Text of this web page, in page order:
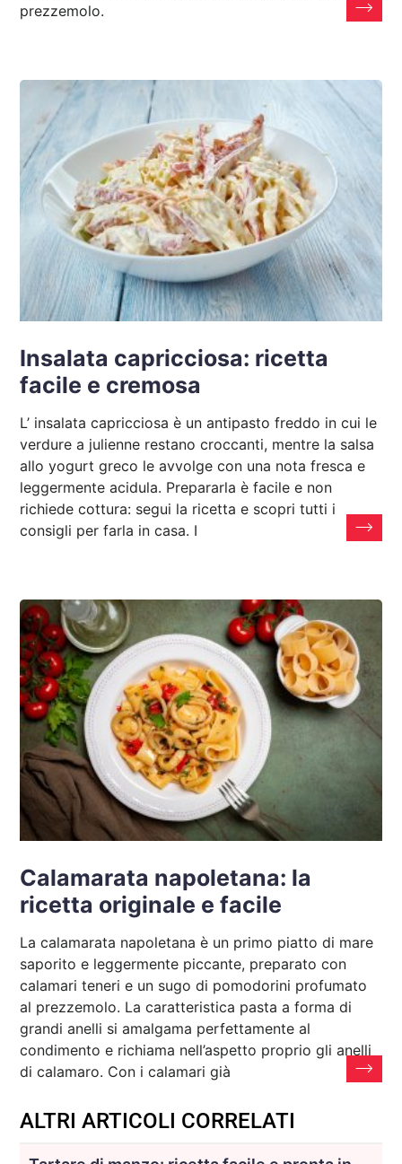
prezzemolo.
Insalata capricciosa: ricetta
facile e cremosa
L’ insalata capricciosa è un antipasto freddo in cui le
verdure a julienne restano croccanti, mentre la salsa
allo yogurt greco le avvolge con una nota fresca e
leggermente acidula. Prepararla è facile e non
richiede cottura: segui la ricetta e scopri tutti i
consigli per farla in casa. I
Calamarata napoletana: la
ricetta originale e facile
La calamarata napoletana è un primo piatto di mare
saporito e leggermente piccante, preparato con
calamari teneri e un sugo di pomodorini profumato
al prezzemolo. La caratteristica pasta a forma di
grandi anelli si amalgama perfettamente al
condimento e richiama nell’aspetto proprio gli anelli
di calamaro. Con i calamari già
ALTRI ARTICOLI CORRELATI